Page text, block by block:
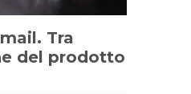
Tra
del prodotto